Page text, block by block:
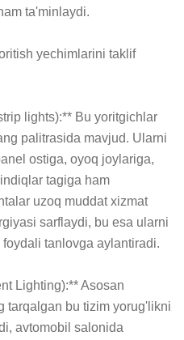
ta'minlaydi.
yechimlarini taklif
lights):** Bu yoritgichlar
palitrasida mavjud. Ularni
ostiga, oyoq joylariga,
tagiga ham
uzoq muddat xizmat
sarflaydi, bu esa ularni
tanlovga aylantiradi.
Lighting):** Asosan
tarqalgan bu tizim yorug'likni
avtomobil salonida